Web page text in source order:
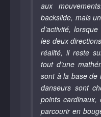
aux
backslide, mais
d’activité,
les deux
réalité, il reste
tout d’une
sont à la base de
danseurs sont
points cardinaux,
parcourir en